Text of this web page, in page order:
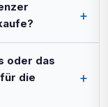
oder das
die